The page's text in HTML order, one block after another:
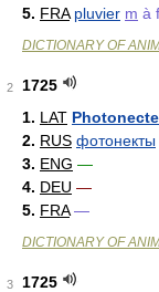
5. FRA pluvier m à
DICTIONARY OF
2
1725
1. LAT
2. RUS фотонекты
3. ENG —
4. DEU —
5. FRA —
DICTIONARY OF
3
1725